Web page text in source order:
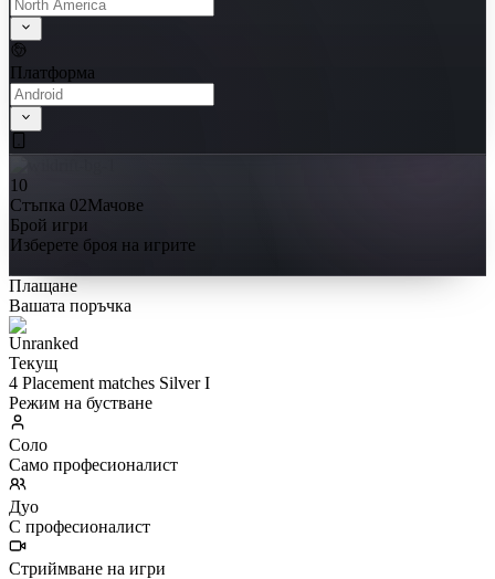
Платформа
10
Стъпка 02Мачове
Брой игри
Изберете броя на игрите
Плащане
Вашата поръчка
Текущ
4 Placement matches Silver I
Режим на бустване
Соло
Само професионалист
Дуо
С професионалист
Стриймване на игри